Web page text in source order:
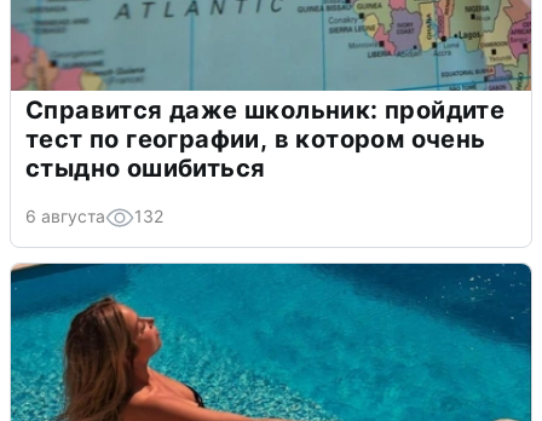
Справится даже школьник: пройдите
тест по географии, в котором очень
стыдно ошибиться
6 августа 132